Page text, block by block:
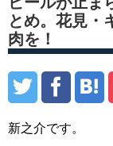
とめ。花見・
肉を！
新之介です。